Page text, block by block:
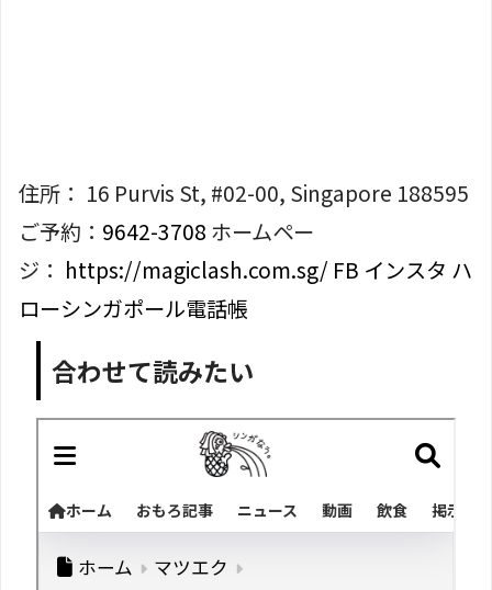
住所： 16 Purvis St, #02-00, Singapore 188595
ご予約： 9642-3708 ホームペー
ジ： https://magiclash.com.sg/ FB インスタ ハ
ローシンガポール電話帳
合わせて読みたい